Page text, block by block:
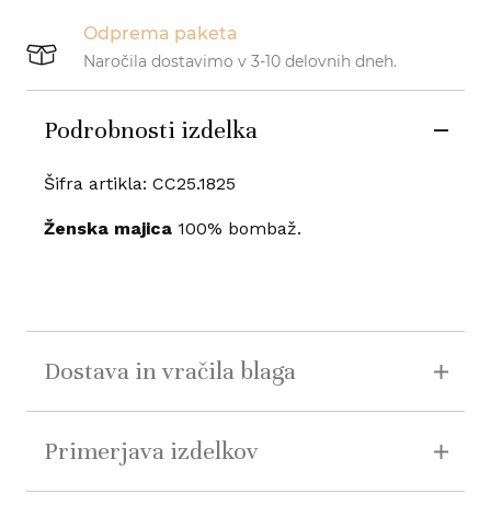
Odprema paketa
Naročila dostavimo v 3-10 delovnih dneh.
Podrobnosti izdelka
Šifra artikla: CC25.1825
Ženska majica100% bombaž.
Dostava in vračila blaga
Primerjava izdelkov